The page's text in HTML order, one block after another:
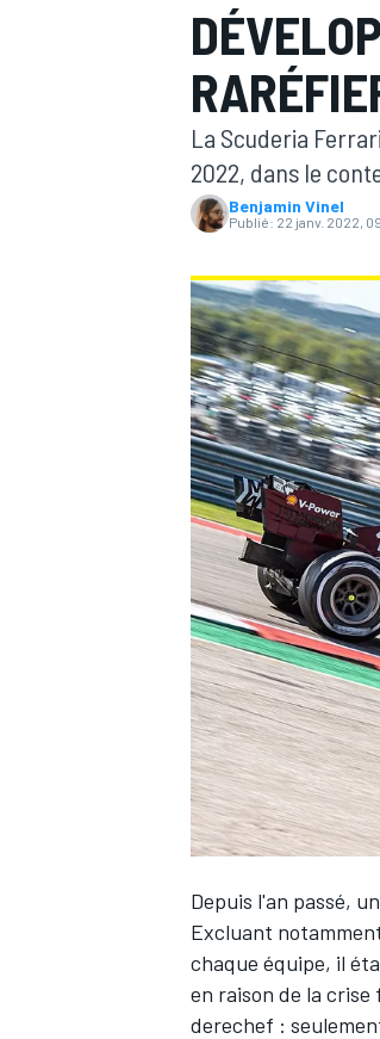
MOTOGP
WRC
WEC
La Scuderia
2022, dans le
Benjamin Vinel
Publié: 22 janv. 2022,
Depuis l'an passé,
Excluant
chaque équipe, il
en raison de la crise
derechef :